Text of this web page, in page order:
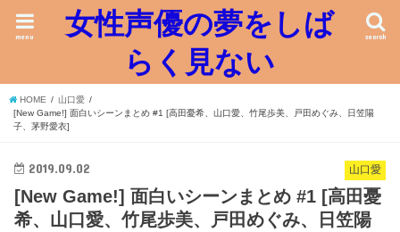
女性声優の夢をしば
らく見ない
search
menu
HOME
山口愛
[New Game!] 面白いシーンまとめ #1 [高田憂希、山口愛、竹尾歩美、戸田めぐみ、日笠陽
子、茅野愛衣]
山口愛
2019.09.02
[New Game!] 面白いシーンまとめ #1 [高田憂
希、山口愛、竹尾歩美、戸田めぐみ、日笠陽